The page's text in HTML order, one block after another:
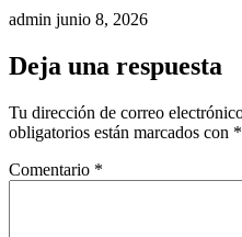
admin junio 8, 2026
Deja una respuesta
Tu dirección de correo
obligatorios están marcados con *
Comentario *